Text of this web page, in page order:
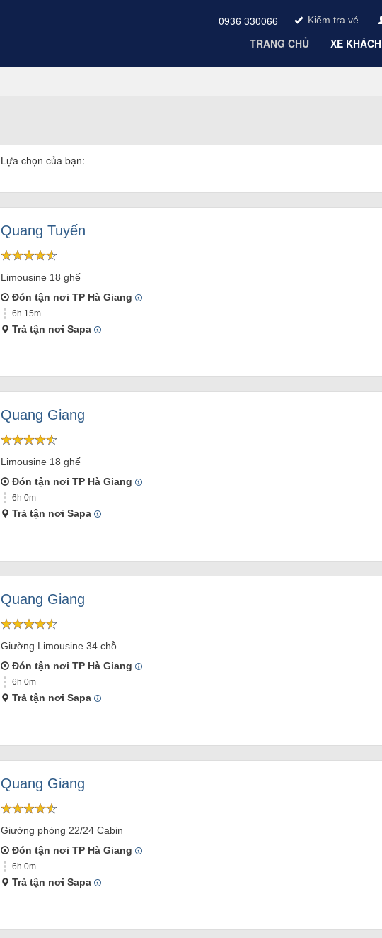
Kiểm tra vé
0936 330066
TRANG CHỦ
XE KHÁCH
Lựa chọn của bạn:
Quang Tuyến
Limousine 18 ghế
Đón tận nơi TP Hà Giang
6h 15m
Trả tận nơi Sapa
Quang Giang
Limousine 18 ghế
Đón tận nơi TP Hà Giang
6h 0m
Trả tận nơi Sapa
Quang Giang
Giường Limousine 34 chỗ
Đón tận nơi TP Hà Giang
6h 0m
Trả tận nơi Sapa
Quang Giang
Giường phòng 22/24 Cabin
Đón tận nơi TP Hà Giang
6h 0m
Trả tận nơi Sapa